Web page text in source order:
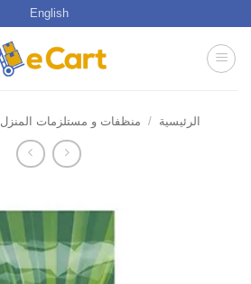
English
الرئيسية / منظفات و مستلزمات المنزل